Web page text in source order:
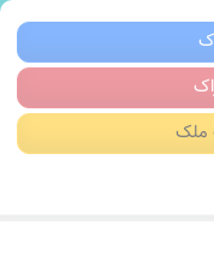
رهن و اجاره
ملک